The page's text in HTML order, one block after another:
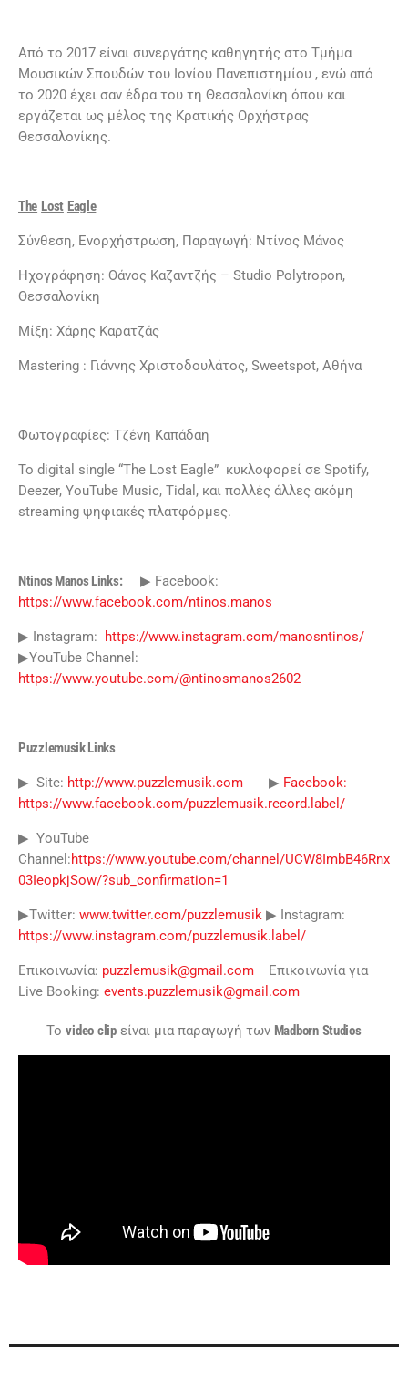
Από το 2017 είναι συνεργάτης καθηγητής στο Τμήμα
Μουσικών Σπουδών του Ιονίου Πανεπιστημίου , ενώ από
το 2020 έχει σαν έδρα του τη Θεσσαλονίκη όπου και
εργάζεται ως μέλος της Κρατικής Ορχήστρας
Θεσσαλονίκης.
The Lost Eagle
Σύνθεση, Ενορχήστρωση, Παραγωγή: Ντίνος Μάνος
Ηχογράφηση: Θάνος Καζαντζής – Studio Polytropon,
Θεσσαλονίκη
Μίξη: Χάρης Καρατζάς
Mastering : Γιάννης Χριστοδουλάτος, Sweetspot, Αθήνα
Φωτογραφίες: Τζένη Καπάδαη
Το digital single “The Lost Eagle” κυκλοφορεί σε Spotify,
Deezer, YouTube Music, Tidal, και πολλές άλλες ακόμη
streaming ψηφιακές πλατφόρμες.
Ntinos Manos Links:▶ Facebook:
https://www.facebook.com/ntinos.manos
▶ Instagram:
https://www.instagram.com/manosntinos/
▶YouTube Channel:
https://www.youtube.com/@ntinosmanos2602
Puzzlemusik Links
▶ Site: http://www.puzzlemusik.com ▶ Facebook:
https://www.facebook.com/puzzlemusik.record.label/
▶ YouTube
Channel:https://www.youtube.com/channel/UCW8ImbB46Rnx
03IeopkjSow/?sub_confirmation=1
▶Twitter: www.twitter.com/puzzlemusik ▶ Instagram:
https://www.instagram.com/puzzlemusik.label/
Επικοινωνία: puzzlemusik@gmail.com Επικοινωνία για
Live Booking: events.puzzlemusik@gmail.com
Tovideo clipείναι μια παραγωγή των Madborn Studios